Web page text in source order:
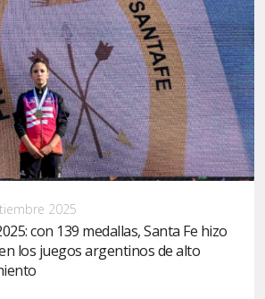
2025
con 139 medallas, Santa Fe hizo
los juegos argentinos de alto